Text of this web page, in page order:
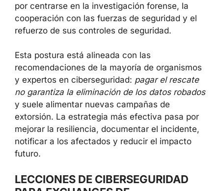
rescate de 20 millones de dólaresa
Coinbase, amenazando con publicar los datos
o venderlos en mercados clandestinos. La
en la investigación forense, la cooperación
con las fuerzas de seguridad y el refuerzo de
sus controles de seguridad.
Esta postura está alineada con las
recomendaciones de la mayoría de
organismos y expertos en ciberseguridad:
pagar el rescate no garantiza la eliminación
de los datos robados
más efectiva pasa por mejorar la resiliencia,